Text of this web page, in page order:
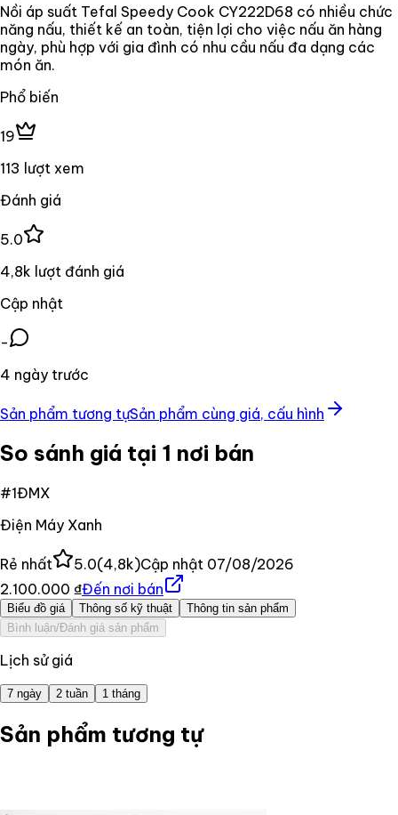
Nồi áp suất Tefal Speedy Cook CY222D68 có nhiều chức
năng nấu, thiết kế an toàn, tiện lợi cho việc nấu ăn hàng
ngày, phù hợp với gia đình có nhu cầu nấu đa dạng các
món ăn.
Phổ biến
19
113 lượt xem
Đánh giá
5.0
4,8k lượt đánh giá
Cập nhật
-
4 ngày trước
Sản phẩm tương tựSản phẩm cùng giá, cấu hình
So sánh giá tại 1 nơi bán
#1ĐMX
Điện Máy Xanh
Rẻ nhất 5.0(4,8k)Cập nhật 07/08/2026
2.100.000 ₫Đến nơi bán
Biểu đồ giá Thông số kỹ thuật
Thông tin sản phẩm
Bình luận/Đánh giá sản phẩm
Lịch sử giá
7 ngày 2 tuần 1 tháng
Sản phẩm tương tự